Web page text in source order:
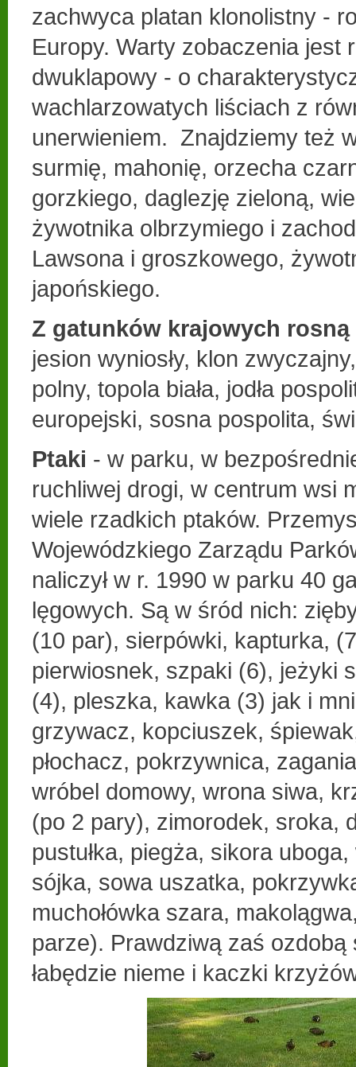
zachwyca platan klonolistny -
Europy. Warty zobaczenia jest
dwuklapowy - o
wachlarzowatych liściach z
unerwieniem. Znajdziemy też
surmię, mahonię, orzecha
gorzkiego, daglezję zieloną,
żywotnika olbrzymiego i
Lawsona i groszkowego,
japońskiego.
Z gatunków krajowych
jesion wyniosły, klon
polny, topola biała, jodła
europejski, sosna pospolita,
Ptaki - w parku, w
ruchliwej drogi, w centrum wsi
wiele rzadkich ptaków.
Wojewódzkiego Zarządu
naliczył w r. 1990 w parku 40
lęgowych. Są w śród nich:
(10 par), sierpówki, kapturka,
pierwiosnek, szpaki (6), jeżyki
(4), pleszka, kawka (3) jak i
grzywacz, kopciuszek,
płochacz, pokrzywnica,
wróbel domowy, wrona siwa,
(po 2 pary), zimorodek, sroka,
pustułka, piegża, sikora
sójka, sowa uszatka,
muchołówka szara,
parze). Prawdziwą zaś ozdobą
łabędzie nieme i kaczki